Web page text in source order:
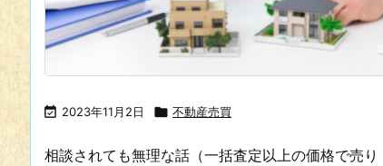
 2023年11月2日  不動産売買
相談されても無理な話（一括査定以上の価格で売り